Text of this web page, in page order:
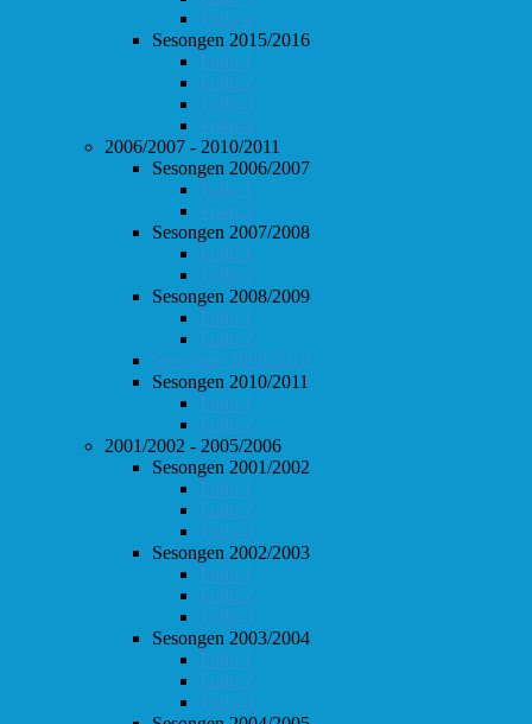
Follo 4
Sesongen 2015/2016
Follo 1
Follo 2
Follo 3
Follo 4
2006/2007 - 2010/2011
Sesongen 2006/2007
Follo 1
Follo 2
Sesongen 2007/2008
Follo 1
Follo 2
Sesongen 2008/2009
Follo 1
Follo 2
Sesongen 2009/2010
Sesongen 2010/2011
Follo 1
Follo 2
2001/2002 - 2005/2006
Sesongen 2001/2002
Follo 1
Follo 2
Follo 3
Sesongen 2002/2003
Follo 1
Follo 2
Follo 3
Sesongen 2003/2004
Follo 1
Follo 2
Follo 3